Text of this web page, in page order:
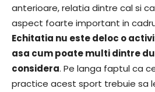
anterioare, relatia dintre cal si
aspect foarte important in
Echitatia nu este deloc o
asa cum poate multi dintre
considera. Pe langa faptul ca
practice acest sport trebuie sa